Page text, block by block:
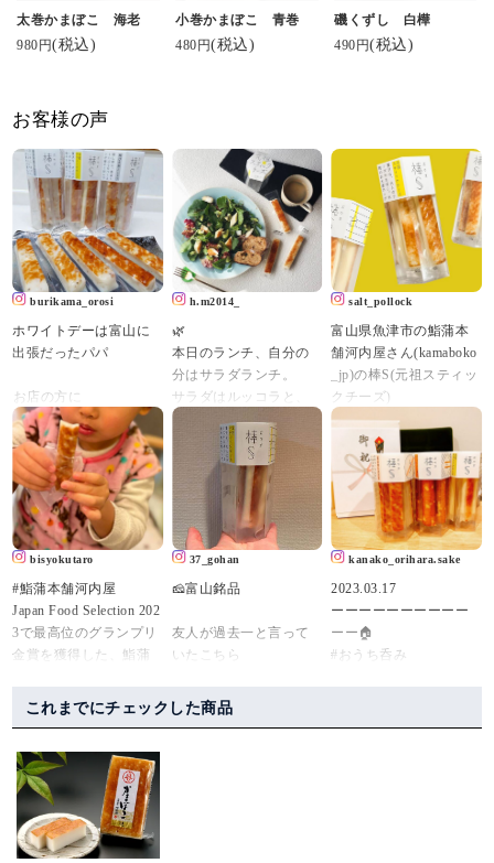
太巻かまぼこ 海老
980円(税込)
小巻かまぼこ 青巻
480円(税込)
磯くずし 白樺
490円(税込)
お客様の声
burikama_orosi
ホワイトデーは富山に
出張だったパパ⁡⁡⁡⁡
⁡お店の方に
⁡【ホワイトデー⁡にめっ
ちゃ⁡おすすめです！】⁡
⁡と、言われ⁡
⁡⁡
⁡現地から送ってくれた
【棒s(ボウズ)】
⁡めっちゃ美味しい～♥ネ
⁡⁡
⁡…でも
⁡⁡
🎶世界じゃそれを土産
#ホワイトデー #チーか
ま ⁡
⁡#棒s #ボウズ⁡ #河内屋 #
富山 #魚津
#大正解 #優勝 #ブラッ
クペッパー
h.m2014_
🌿
本日のランチ、自分の
分はサラダランチ。
サラダはルッコラと、
リーフレタス、チーズ
かまぼこ、キウイ。
山盛りのサラダをワシ
ャワシャ食べると、な
んか身体から毒素が出
ていく気がする。
祖スティックチーズ・
ジャパンフードセレク
ションでグランプリを
@ kamaboko_jp 鮨蒲本
salt_pollock
富山県魚津市の鮨蒲本
舗河内屋さん(kamaboko
_jp)の棒S(元祖スティッ
クチーズ)
美味しさはもちろんで
すが、クリエイティブ
ユニットKIGI(kigi.info)
によるネーミング・パ
ッケージなどのデザイ
ンがとても好きな商
レビ系『秘密のケンミ
ンSHOW極』にて紹介
た😊
bisyokutaro
#鮨蒲本舗河内屋
Japan Food Selection 202
3で最高位のグランプリ
金賞を獲得した、鮨蒲
ズ）。
#富山湾しろえび
#粗びき黒こしょう
#ぴりり唐辛子 各810
円（税込）
4パック入り（お歳暮向
37_gohan
🧀富山銘品
友人が過去一と言って
いたこちら
った
kanako_orihara.sake
2023.03.17
ーーーーーーーーーー
ーー🏠
#おうち呑み
これまでにチェックした商品